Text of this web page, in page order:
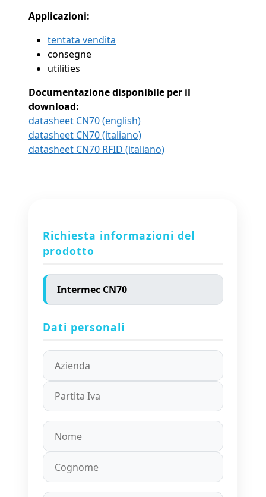
Applicazioni:
tentata vendita
consegne
utilities
Documentazione disponibile per il
download:
datasheet CN70 (english)
datasheet CN70 (italiano)
datasheet CN70 RFID (italiano)
Richiesta informazioni del
prodotto
Dati personali